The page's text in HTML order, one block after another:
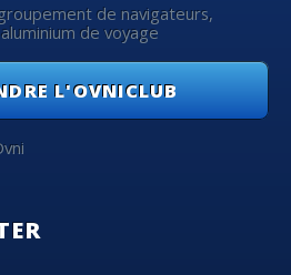
de navigateurs,
de voyage
L'OVNICLUB